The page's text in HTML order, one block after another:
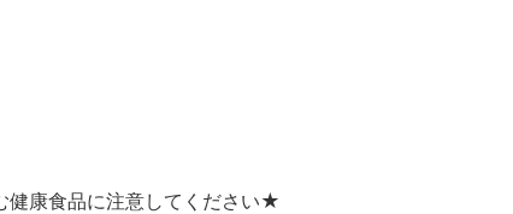
健康食品に注意してください★